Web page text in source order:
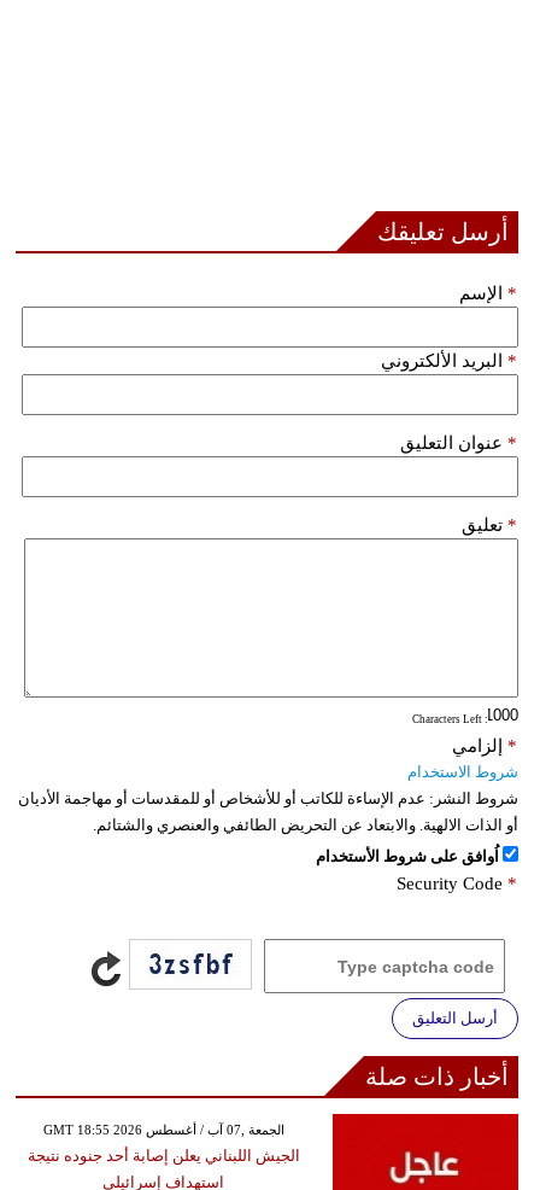
مدوَّنات
أبراج
سيارات
أرسل تعليقك
الإسم *
البريد الألكتروني *
عنوان التعليق *
تعليق *
: Characters Left
إلزامي *
شروط الاستخدام
شروط النشر: عدم الإساءة للكاتب أو للأشخاص أو للمقدسات أو مهاجمة الأديان
أو الذات الالهية. والابتعاد عن التحريض الطائفي والعنصري والشتائم.
اُوافق على شروط الأستخدام
Security Code *
أرسل التعليق
أخبار ذات صلة
GMT 18:55 2026 الجمعة ,07 آب / أغسطس
الجيش اللبناني يعلن إصابة أحد جنوده نتيجة
استهداف إسرائيلي